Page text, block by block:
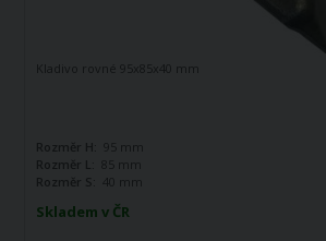
Skladem v ČR
Kladivo rovné 95x85x40 mm
Rozměr H:
95 mm
Rozměr L:
85 mm
Rozměr S:
40 mm